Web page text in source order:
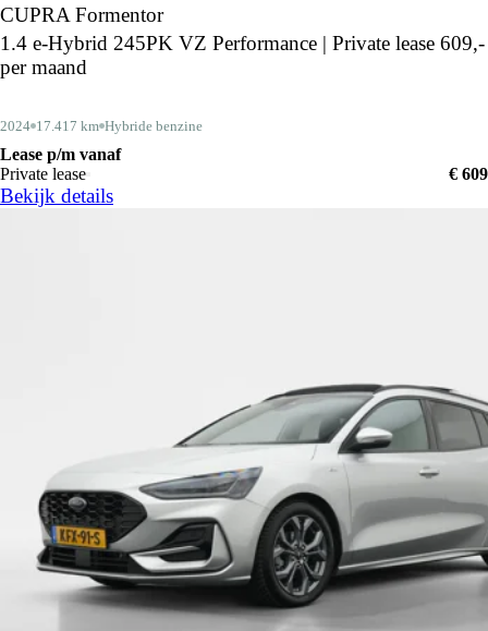
CUPRA Formentor
1.4 e-Hybrid 245PK VZ Performance | Private lease 609,-
per maand
2024 17.417 km Hybride benzine
Lease p/m vanaf
Private lease
€ 609
Bekijk details